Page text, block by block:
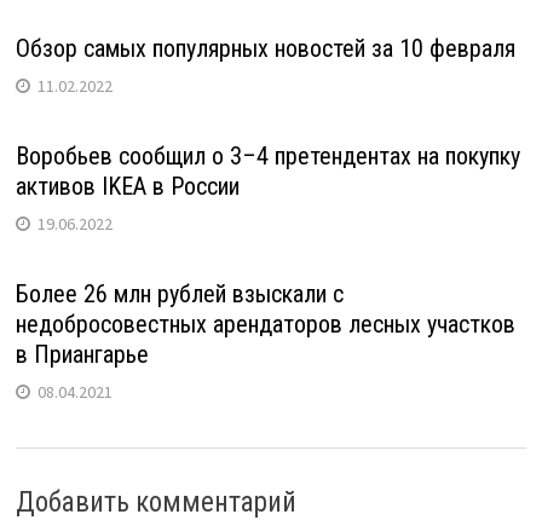
Обзор самых популярных новостей за 10 февраля
11.02.2022
Воробьев сообщил о 3–4 претендентах на покупку
активов IKEA в России
19.06.2022
Более 26 млн рублей взыскали с
недобросовестных арендаторов лесных участков
в Приангарье
08.04.2021
Добавить комментарий